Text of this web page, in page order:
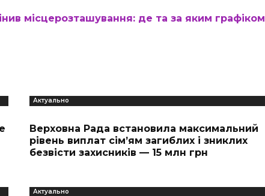
місцерозташування: де та за яким графіком
Актуально
Верховна Рада встановила максимальний
рівень виплат сім’ям загиблих і зниклих
безвісти захисників — 15 млн грн
Актуально